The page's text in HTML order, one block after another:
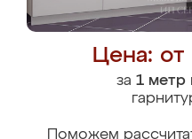
Цена:
за 1 метр
Поможем